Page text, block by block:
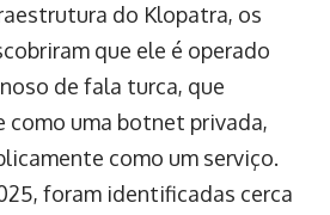
do Klopatra, os
que ele é operado
de fala turca, que
como uma botnet privada,
como um serviço.
foram identificadas cerca